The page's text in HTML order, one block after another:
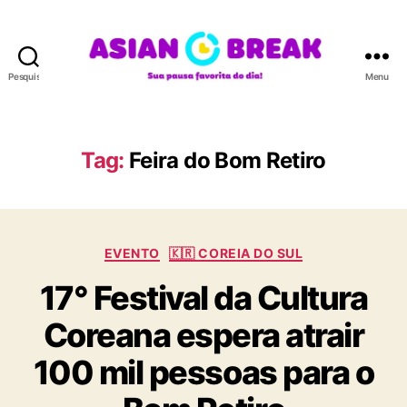
Pesquisar
A
N
R
A
Menu
Tag: Feira do Bom Retiro
C
t
e
g
o
r
i
EVENTO 🇰🇷 COREIA DO SUL
17° Festival da Cultura
Coreana espera atrair
100 mil pessoas para o